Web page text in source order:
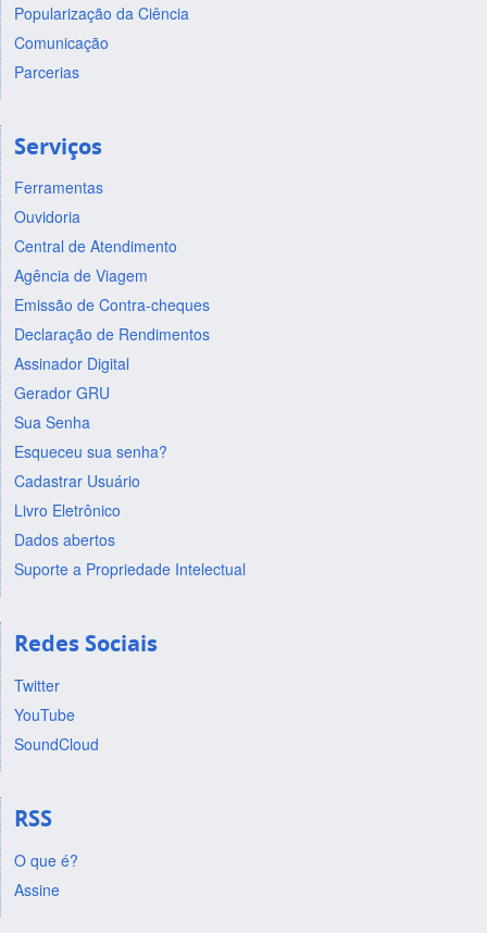
Popularização da Ciência
Comunicação
Parcerias
Serviços
Ferramentas
Ouvidoria
Central de Atendimento
Agência de Viagem
Emissão de Contra-cheques
Declaração de Rendimentos
Assinador Digital
Gerador GRU
Sua Senha
Esqueceu sua senha?
Cadastrar Usuário
Livro Eletrônico
Dados abertos
Suporte a Propriedade Intelectual
Redes Sociais
Twitter
YouTube
SoundCloud
RSS
O que é?
Assine